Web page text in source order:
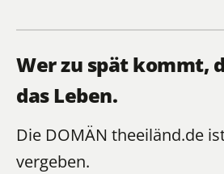
Wer zu spät kommt,
das Leben.
Die DOMÄN theeiländ.de
vergeben.